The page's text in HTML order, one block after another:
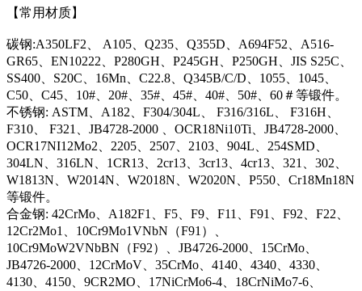
【常用材质】
碳钢:A350LF2、 A105、Q235、Q355D、A694F52、A516-
GR65、EN10222、P280GH、P245GH、P250GH、JIS S25C、
SS400、S20C、16Mn、C22.8、Q345B/C/D、1055、1045、
C50、C45、10#、20#、35#、45#、40#、50#、60＃等锻件。
不锈钢: ASTM、A182、F304/304L、 F316/316L、 F316H、
F310、 F321、JB4728-2000 、OCR18Ni10Ti、JB4728-2000、
OCR17NI12Mo2、2205、2507、2103、904L、254SMD、
304LN、316LN、1CR13、2cr13、3cr13、4cr13、321、302、
W1813N、W2014N、W2018N、W2020N、P550、Cr18Mn18N
等锻件。
合金钢: 42CrMo、A182F1、F5、F9、F11、F91、F92、F22、
12Cr2Mo1、10Cr9Mo1VNbN（F91）、
10Cr9MoW2VNbBN（F92）、JB4726-2000、15CrMo、
JB4726-2000、12CrMoV、35CrMo、4140、4340、4330、
4130、4150、9CR2MO、17NiCrMo6-4、18CrNiMo7-6、